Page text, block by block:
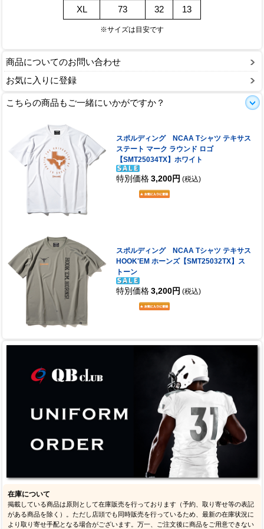
XL
73 32 13
※サイズは目安です
商品についてのお問い合わせ
お気に入りに登録
こちらの商品もご一緒にいかがですか？
スポルディング NCAA Tシャツ テキサス
ステート マーク ラウンド ロゴ
【SMT25034TX】ホワイト
特別価格 3,200円 (税込)
スポルディング NCAA Tシャツ テキサス
HOOK'EM ホーンズ【SMT25032TX】ス
トーン
特別価格 3,200円 (税込)
在庫について
掲載している商品は原則として在庫販売を行っております（予約、取り寄せ等の表記
がある商品を除く）。ただし店頭でも同時販売を行っているため、最新の在庫状況に
より取り寄せ手配となる場合がございます。万一、ご注文後に商品をご用意できない